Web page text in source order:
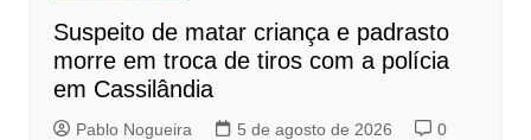
Suspeito de matar criança e padrasto
morre em troca de tiros com a polícia
em Cassilândia
Pablo Nogueira 5 de agosto de 2026 0